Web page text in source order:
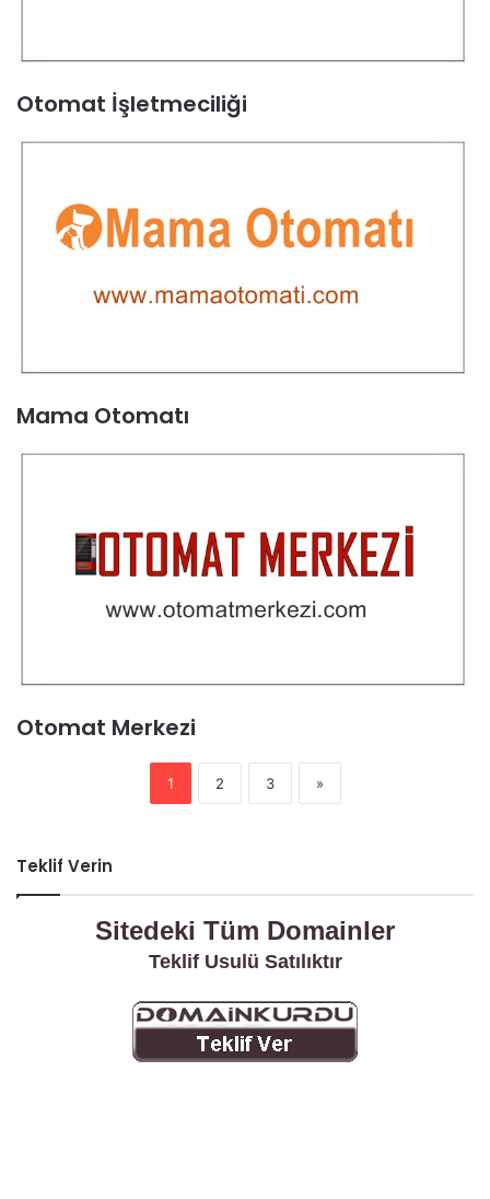
Otomat İşletmeciliği
Mama Otomatı
Otomat Merkezi
1 2 3 »
Teklif Verin
Sitedeki Tüm Domainler
Teklif Usulü Satılıktır